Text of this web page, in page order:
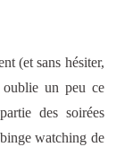
(et sans hésiter,
un peu ce
des soirées
watching de